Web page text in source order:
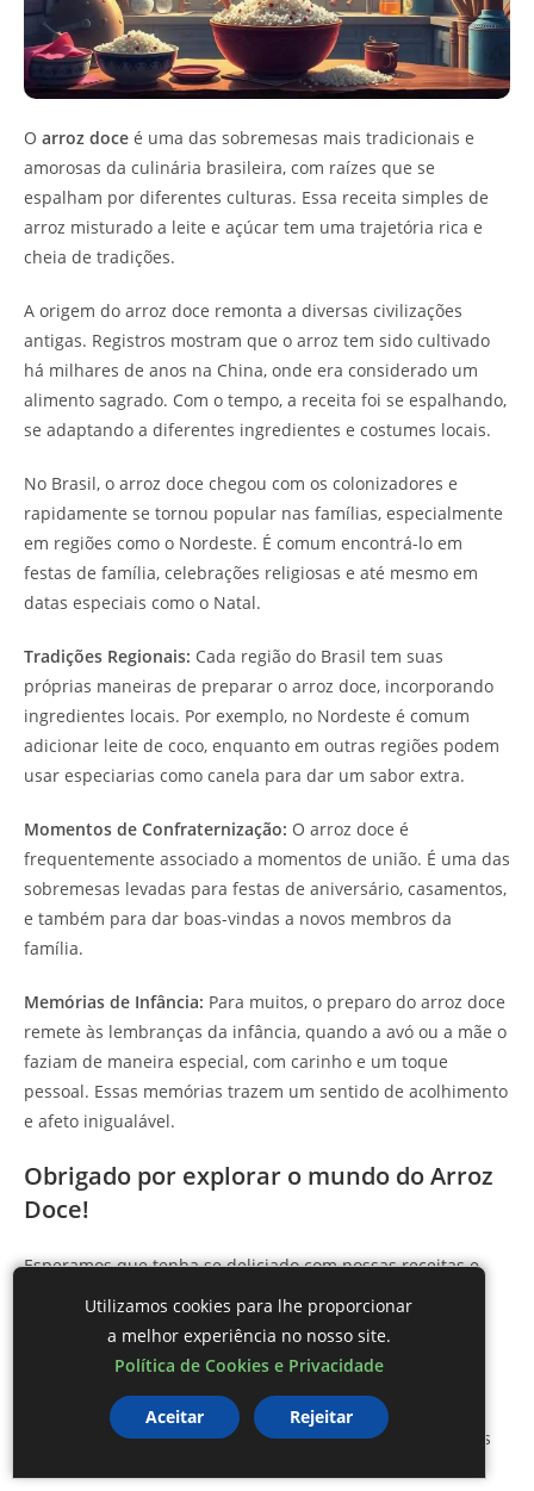
O arroz doce é uma das sobremesas mais tradicionais e
amorosas da culinária brasileira, com raízes que se
espalham por diferentes culturas. Essa receita simples de
arroz misturado a leite e açúcar tem uma trajetória rica e
cheia de tradições.
A origem do arroz doce remonta a diversas civilizações
antigas. Registros mostram que o arroz tem sido cultivado
há milhares de anos na China, onde era considerado um
alimento sagrado. Com o tempo, a receita foi se espalhando,
se adaptando a diferentes ingredientes e costumes locais.
No Brasil, o arroz doce chegou com os colonizadores e
rapidamente se tornou popular nas famílias, especialmente
em regiões como o Nordeste. É comum encontrá-lo em
festas de família, celebrações religiosas e até mesmo em
datas especiais como o Natal.
Tradições Regionais: Cada região do Brasil tem suas
próprias maneiras de preparar o arroz doce, incorporando
ingredientes locais. Por exemplo, no Nordeste é comum
adicionar leite de coco, enquanto em outras regiões podem
usar especiarias como canela para dar um sabor extra.
Momentos de Confraternização: O arroz doce é
frequentemente associado a momentos de união. É uma das
sobremesas levadas para festas de aniversário, casamentos,
e também para dar boas-vindas a novos membros da
família.
Memórias de Infância: Para muitos, o preparo do arroz doce
remete às lembranças da infância, quando a avó ou a mãe o
faziam de maneira especial, com carinho e um toque
pessoal. Essas memórias trazem um sentido de acolhimento
e afeto inigualável.
Obrigado por explorar o mundo do Arroz
Doce!
Esperamos que tenha se deliciado com nossas receitas e
histórias sobre o
arroz doce com leite condensado
colherada carrega um pouco da tradição e amor que esta
sobremesa representa.
Ao preparar essa receita, você não apenas saboreia uma
delícia, mas também cria memórias e momentos especiais
Utilizamos cookies para lhe proporcionar
a melhor experiência no nosso site.
Política de Cookies e Privacidade
Aceitar Rejeitar